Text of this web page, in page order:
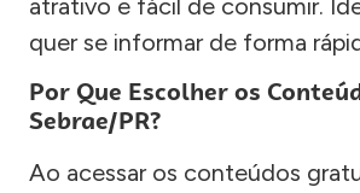
quer se informar de forma
Por Que Escolher os
Sebrae/PR?
Ao acessar os conteúdos